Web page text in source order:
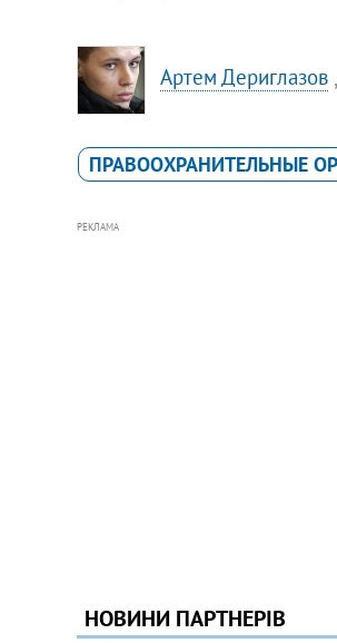
Артем Дериглазов
ПРАВООХРАНИТЕЛЬНЫЕ
РЕКЛАМА